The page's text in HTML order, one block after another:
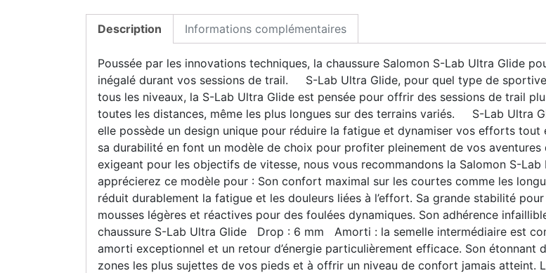
Description Informations complémentaires
Poussée par les innovations techniques, la chaussure Salomon S-Lab Ultra Glide
inégalé durant vos sessions de trail. S-Lab Ultra Glide, pour quel type de
tous les niveaux, la S-Lab Ultra Glide est pensée pour offrir des sessions de trail
toutes les distances, même les plus longues sur des terrains variés. S-Lab Ultra
elle possède un design unique pour réduire la fatigue et dynamiser vos efforts
sa durabilité en font un modèle de choix pour profiter pleinement de vos
exigeant pour les objectifs de vitesse, nous vous recommandons la Salomon S-
apprécierez ce modèle pour : Son confort maximal sur les courtes comme les
réduit durablement la fatigue et les douleurs liées à l’effort. Sa grande stabilité
mousses légères et réactives pour des foulées dynamiques. Son adhérence
chaussure S-Lab Ultra Glide Drop : 6 mm Amorti : la semelle intermédiaire est
amorti exceptionnel et un retour d’énergie particulièrement efficace. Son étonnant
zones les plus sujettes de vos pieds et à offrir un niveau de confort jamais